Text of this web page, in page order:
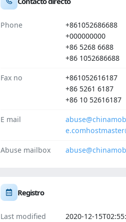
Phone
+861052686688
+000000000
+86 5268 6688
+86 1052686688
Fax no
+861052616187
+86 5261 6187
+86 10 52616187
E mail
e.com
Abuse mailbox
Registro
Last modified
2020-12-